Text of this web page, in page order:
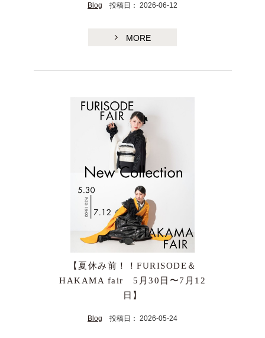
Blog 投稿日： 2026-06-12
MORE
【夏休み前！！FURISODE＆
HAKAMA fair 5月30日〜7月12
日】
Blog 投稿日： 2026-05-24